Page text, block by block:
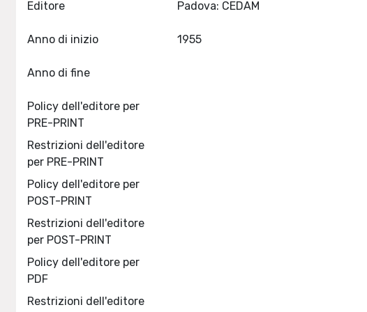
Editore
Anno di inizio
Anno di fine
Policy dell'editore per
PRE-PRINT
Restrizioni dell'editore
per PRE-PRINT
Policy dell'editore per
POST-PRINT
Restrizioni dell'editore
per POST-PRINT
Policy dell'editore per
PDF
Restrizioni dell'editore